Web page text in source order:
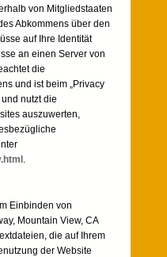
von Mitgliedstaaten
Abkommens über den
auf Ihre Identität
an einen Server von
die
und ist beim „Privacy
nutzt die
auszuwerten,
.
Einbinden von
Mountain View, CA
die auf Ihrem
der Website